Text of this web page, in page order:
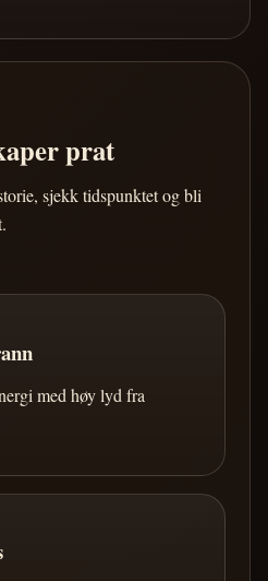
prat
sjekk tidspunktet og bli
med høy lyd fra